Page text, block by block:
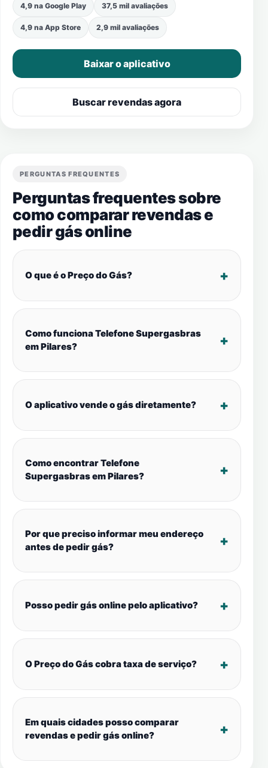
4,9 na Google Play 37,5 mil avaliações
4,9 na App Store 2,9 mil avaliações
Baixar o aplicativo
Buscar revendas agora
PERGUNTAS FREQUENTES
Perguntas frequentes sobre
como comparar revendas e
pedir gás online
O que é o Preço do Gás?
Como funciona Telefone Supergasbras
em Pilares?
O aplicativo vende o gás diretamente?
Como encontrar Telefone
Supergasbras em Pilares?
Por que preciso informar meu endereço
antes de pedir gás?
Posso pedir gás online pelo aplicativo?
O Preço do Gás cobra taxa de serviço?
Em quais cidades posso comparar
revendas e pedir gás online?